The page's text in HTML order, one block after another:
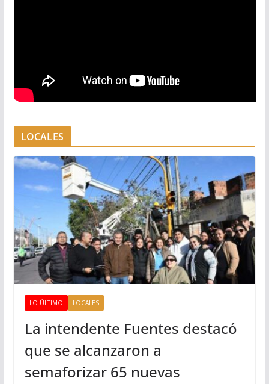
LOCALES
LO ÚLTIMO LOCALES
La intendente Fuentes destacó
que se alcanzaron a
semaforizar 65 nuevas